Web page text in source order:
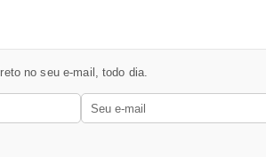
no seu e-mail, todo dia.